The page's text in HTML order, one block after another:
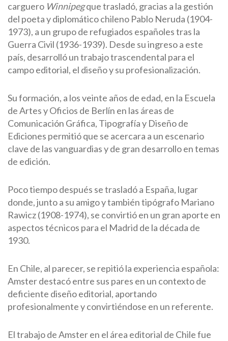
carguero Winnipegque trasladó, gracias a la gestión
del poeta y diplomático chileno Pablo Neruda (1904-
1973), a un grupo de refugiados españoles tras la
Guerra Civil (1936-1939). Desde su ingreso a este
país, desarrolló un trabajo trascendental para el
campo editorial, el diseño y su profesionalización.
Su formación, a los veinte años de edad, en la Escuela
de Artes y Oficios de Berlín en las áreas de
Comunicación Gráfica, Tipografía y Diseño de
Ediciones permitió que se acercara a un escenario
clave de las vanguardias y de gran desarrollo en temas
de edición.
Poco tiempo después se trasladó a España, lugar
donde, junto a su amigo y también tipógrafo Mariano
Rawicz (1908-1974), se convirtió en un gran aporte en
aspectos técnicos para el Madrid de la década de
1930.
En Chile, al parecer, se repitió la experiencia española:
Amster destacó entre sus pares en un contexto de
deficiente diseño editorial, aportando
profesionalmente y convirtiéndose en un referente.
El trabajo de Amster en el área editorial de Chile fue